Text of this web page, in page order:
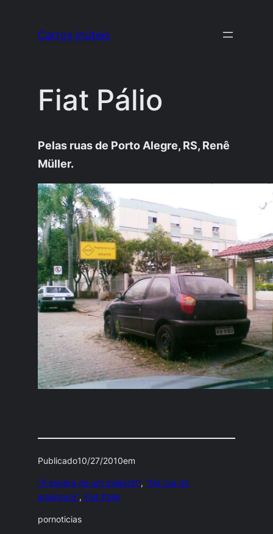
Carros Inúteis
Fiat Pálio
Pelas ruas de Porto Alegre, RS, Renê
Müller.
Publicado10/27/2010em
"À espera de um milagre!", "Na rua da
amargura", Fiat Palio
pornoticias